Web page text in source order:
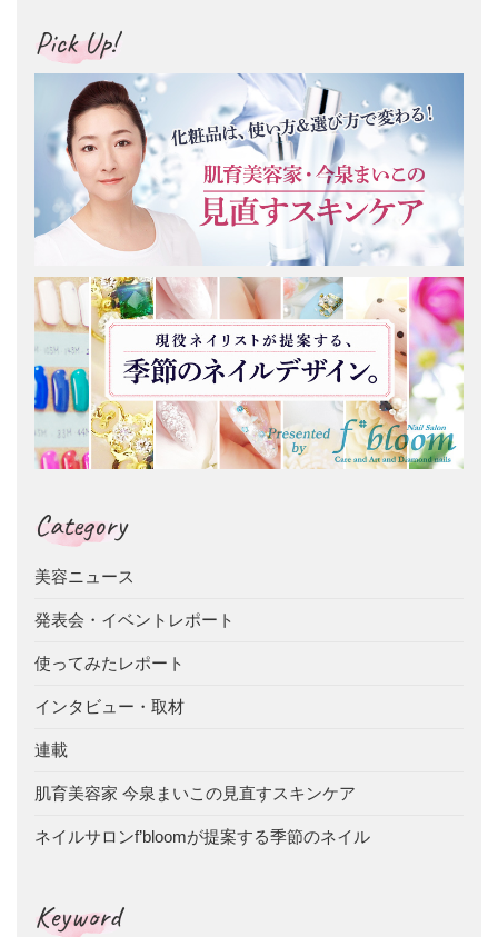
Pick Up!
Category
美容ニュース
発表会・イベントレポート
使ってみたレポート
インタビュー・取材
連載
肌育美容家 今泉まいこの見直すスキンケア
ネイルサロンf’bloomが提案する季節のネイル
Keyword